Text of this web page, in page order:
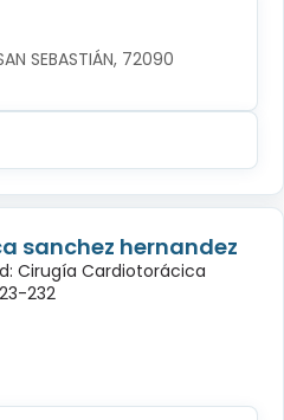
SEBASTIÁN, 72090
sanchez hernandez
Cirugía Cardiotorácica
232